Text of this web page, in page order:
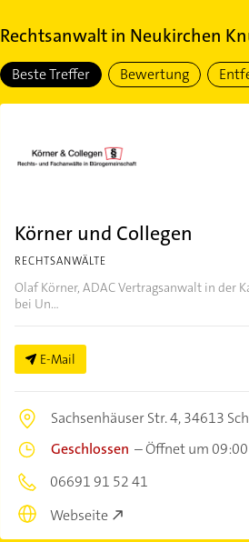
Rechtsanwaltin Neukirchen
Beste Treffer Bewertung
Körner und Collegen
RECHTSANWÄLTE
Olaf Körner, ADAC Vertragsanwalt in der
bei Un...
E-Mail
Sachsenhäuser Str. 4,34613
Geschlossen –Öffnet um 09:00
06691 91 52 41
Webseite